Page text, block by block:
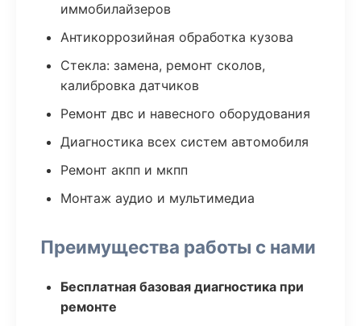
иммобилайзеров
Антикоррозийная обработка кузова
Стекла: замена, ремонт сколов,
калибровка датчиков
Ремонт двс и навесного оборудования
Диагностика всех систем автомобиля
Ремонт акпп и мкпп
Монтаж аудио и мультимедиа
Преимущества работы с нами
Бесплатная базовая диагностика при
ремонте